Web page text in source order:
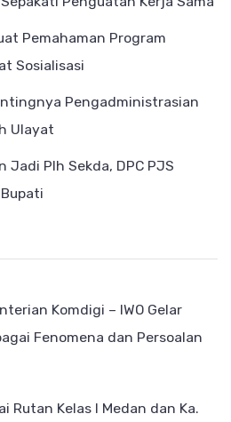
Pemahaman Program
Sosialisasi
Pengadministrasian
Ulayat
Jadi Plh Sekda, DPC PJS
Komdigi – IWO Gelar
Fenomena dan Persoalan
Rutan Kelas I Medan dan Ka.